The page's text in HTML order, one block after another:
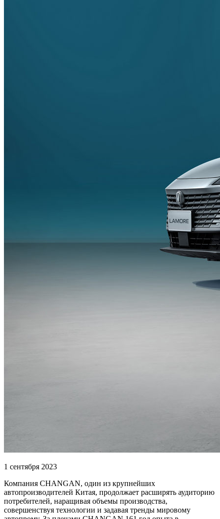
1 сентября 2023
Компания CHANGAN, один из крупнейших
автопроизводителей Китая, продолжает расширять аудиторию
потребителей, наращивая объемы производства,
совершенствуя технологии и задавая тренды мировому